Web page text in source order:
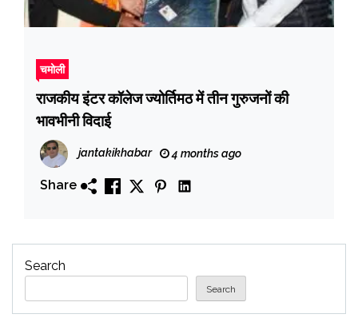
चमोली
राजकीय इंटर कॉलेज ज्योर्तिमठ में तीन गुरुजनों की
भावभीनी विदाई
jantakikhabar 4 months ago
Share
Search
Search